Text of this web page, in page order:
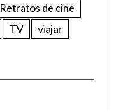
Retratos de cine
TV
viajar